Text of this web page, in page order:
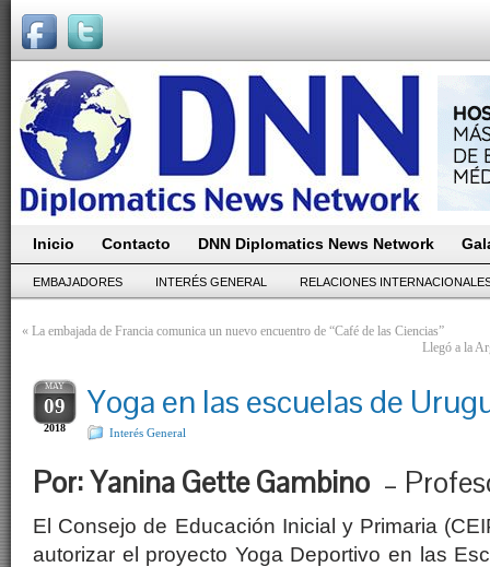
Inicio Contacto DNN Diplomatics News Network
EMBAJADORES INTERÉS GENERAL RELACIONES
« La embajada de Francia comunica un nuevo encuentro de “Café de las Ciencias”
Llegó a la
MAY
09
2018
Yoga en las escuelas de
Interés General
Por: Yanina Gette Gambino –
El Consejo de Educación Inicial y Primaria
autorizar el proyecto Yoga Deportivo en las